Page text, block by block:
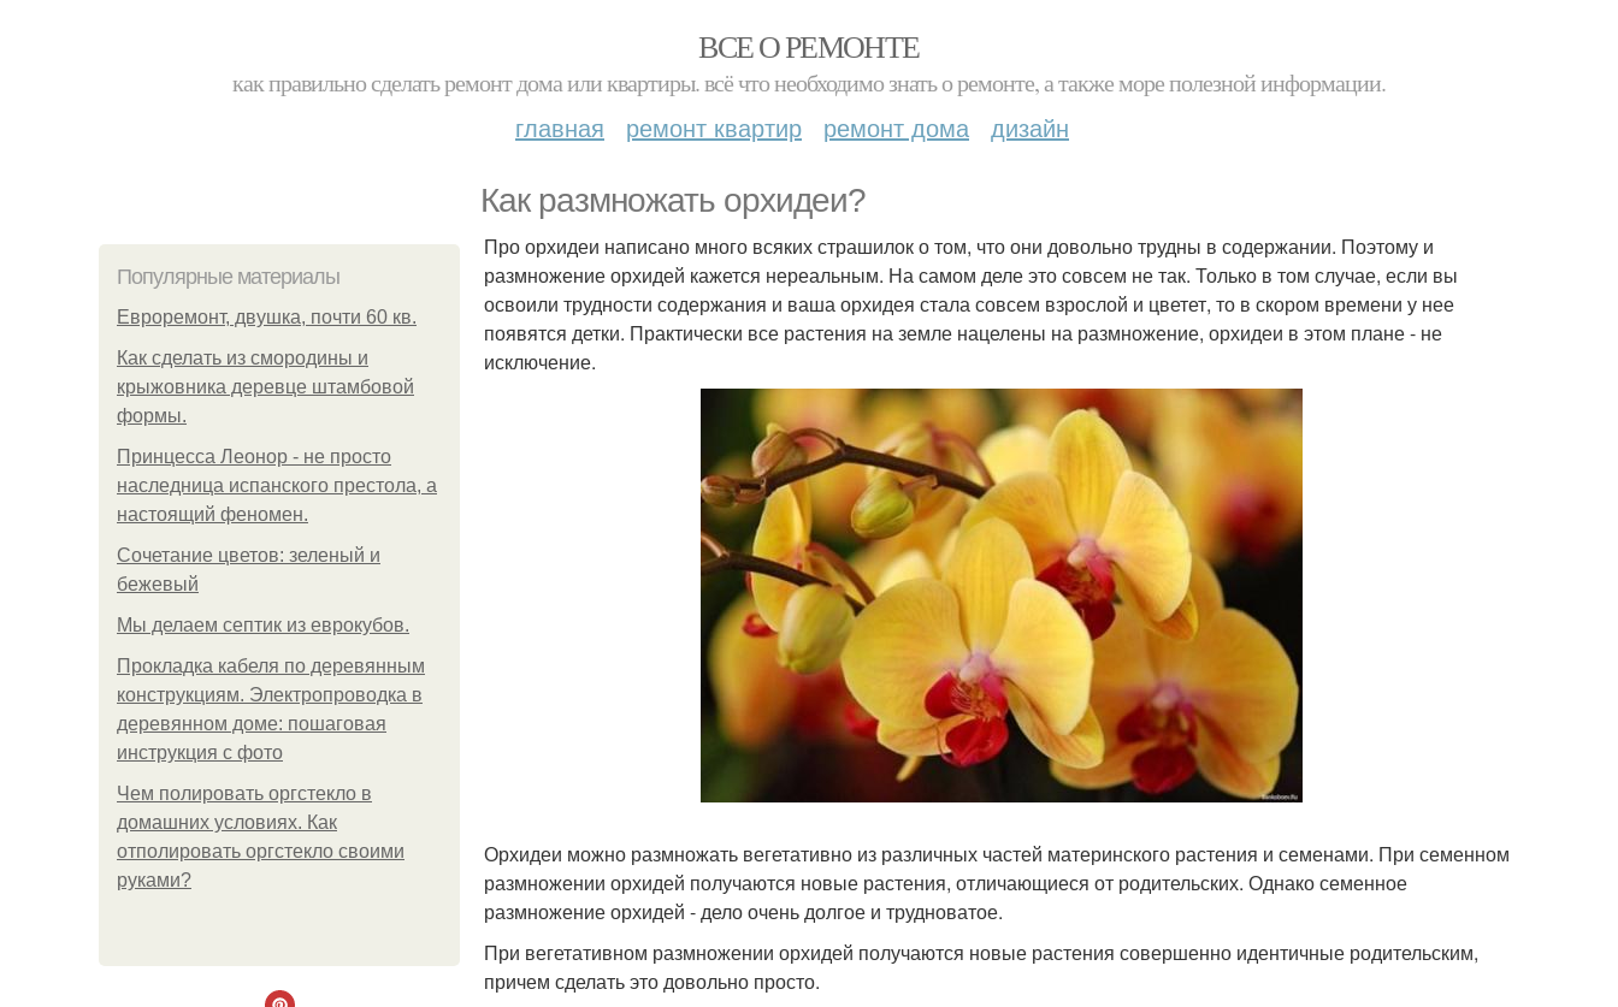
ВСЕ О РЕМОНТЕ
как правильно сделать ремонт дома или квартиры. всё что необходимо знать о ремонте, а также море полезной информации.
главная ремонт квартир ремонт дома дизайн
Как размножать орхидеи?
Популярные материалы
Евроремонт, двушка, почти 60 кв.
Как сделать из смородины и
крыжовника деревце штамбовой
формы.
Принцесса Леонор - не просто
наследница испанского престола, а
настоящий феномен.
Сочетание цветов: зеленый и
бежевый
Мы делаем септик из еврокубов.
Прокладка кабеля по деревянным
конструкциям. Электропроводка в
деревянном доме: пошаговая
инструкция с фото
Чем полировать оргстекло в
домашних условиях. Как
отполировать оргстекло своими
руками?
Про орхидеи написано много всяких страшилок о том, что они довольно трудны в содержании. Поэтому и
размножение орхидей кажется нереальным. На самом деле это совсем не так. Только в том случае, если вы
освоили трудности содержания и ваша орхидея стала совсем взрослой и цветет, то в скором времени у нее
появятся детки. Практически все растения на земле нацелены на размножение, орхидеи в этом плане - не
исключение.
Орхидеи можно размножать вегетативно из различных частей материнского растения и семенами. При семенном
размножении орхидей получаются новые растения, отличающиеся от родительских. Однако семенное
размножение орхидей - дело очень долгое и трудноватое.
При вегетативном размножении орхидей получаются новые растения совершенно идентичные родительским,
причем сделать это довольно просто.